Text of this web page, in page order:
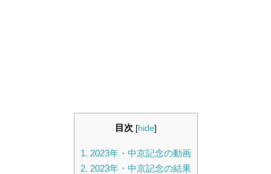
目次 [hide]
1. 2023年・中京記念の動画
2. 2023年・中京記念の結果